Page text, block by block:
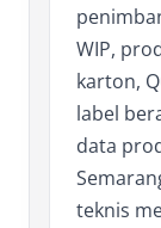
WIP,
karton,
label
data
teknis